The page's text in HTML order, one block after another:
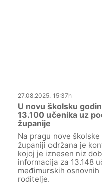
27.08.2025. 15:37h
U novu školsku
13.100 učenika uz
županije
Na pragu nove
županiji održana je
kojoj je iznesen niz
informacija za 13.148
međimurskih
roditelje.